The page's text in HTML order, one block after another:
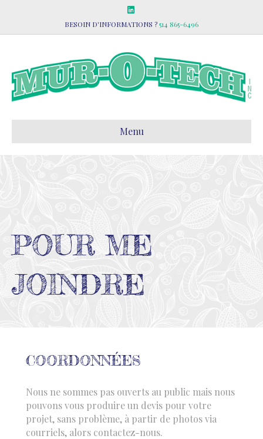
Linkedin
BESOIN D'INFORMATIONS ?514 865-6496
Menu
POUR ME
JOINDRE
COORDONNÉES
Nous ne sommes pas ouverts au public mais nous
pouvons vous produire un devis pour votre
projet, sans problème, à partir de photos via
courriels, alors contactez-nous.